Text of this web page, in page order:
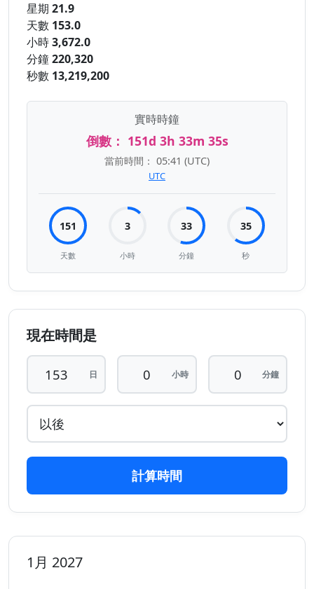
星期 21.9
天數 153.0
小時3,672.0
分鐘220,320
秒數 13,219,200
實時時鐘
倒數： 151d 3h 33m 35s
當前時間： 05:41 (UTC)
UTC
151
天數
3
小時
33
分鐘
35
秒
現在時間是
日 小時 分鐘
計算時間
1月 2027